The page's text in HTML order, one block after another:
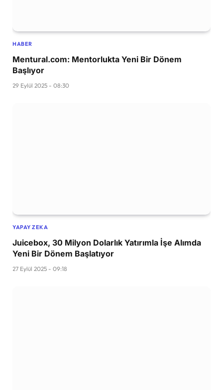
HABER
Mentural.com: Mentorlukta Yeni Bir Dönem
Başlıyor
29 Eylül 2025 - 08:30
YAPAY ZEKA
Juicebox, 30 Milyon Dolarlık Yatırımla İşe Alımda
Yeni Bir Dönem Başlatıyor
27 Eylül 2025 - 09:18